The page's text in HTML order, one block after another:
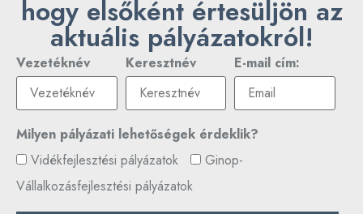
hogy elsőként értesüljön az
aktuális pályázatokról!
Vezetéknév Keresztnév E-mail cím:
Milyen pályázati lehetőségek érdeklik?
Vidékfejlesztési pályázatok
Ginop-
Vállalkozásfejlesztési pályázatok